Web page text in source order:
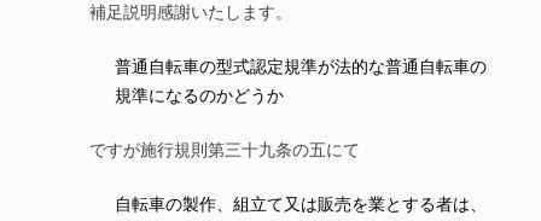
補足説明感謝いたします。
普通自転車の型式認定規準が法的な普通自転車の
規準になるのかどうか
ですが施行規則第三十九条の五にて
自転車の製作、組立て又は販売を業とする者は、